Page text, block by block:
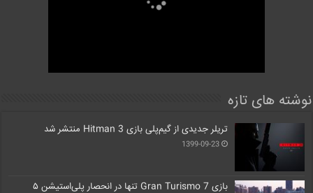
نوشته های تازه
تریلر جدیدی از گیم‌پلی بازی Hitman 3 منتشر شد
1399-09-23
بازی Gran Turismo 7 تنها در انحصار پلی‌استیشن ۵